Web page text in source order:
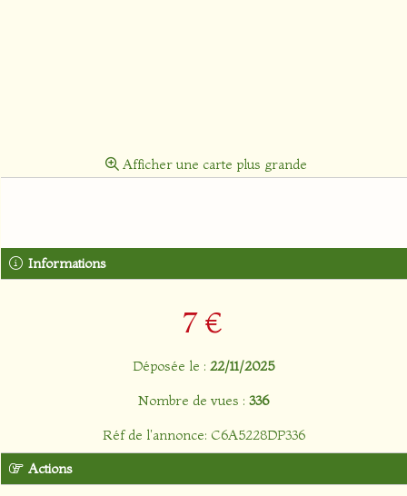
Informations
7 €
Déposée le : 22/11/2025
Nombre de vues : 336
Réf de l'annonce: C6A5228DP336
Actions
Afficher une carte plus grande